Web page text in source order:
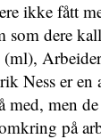
ikke fått
som dere
Ness er
med, men
på